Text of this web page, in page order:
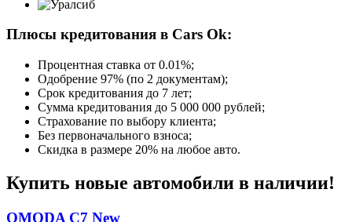
Плюсы кредитования в Cars Ok:
Процентная ставка от 0.01%;
Одобрение 97% (по 2 документам);
Срок кредитования до 7 лет;
Сумма кредитования до 5 000 000 рублей;
Страхование по выбору клиента;
Без первоначального взноса;
Скидка в размере 20% на любое авто.
Купить новые автомобили в наличии!
OMODA C7 New